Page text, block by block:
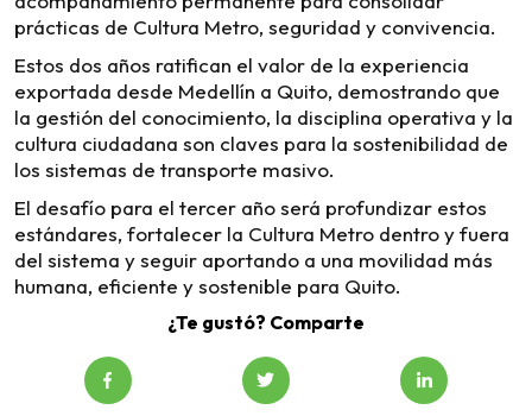
prácticas de Cultura Metro, seguridad y convivencia.
Estos dos años ratifican el valor de la experiencia
exportada desde Medellín a Quito, demostrando que
la gestión del conocimiento, la disciplina operativa y la
cultura ciudadana son claves para la sostenibilidad de
los sistemas de transporte masivo.
El desafío para el tercer año será profundizar estos
estándares, fortalecer la Cultura Metro dentro y fuera
del sistema y seguir aportando a una movilidad más
humana, eficiente y sostenible para Quito.
¿Te gustó? Comparte